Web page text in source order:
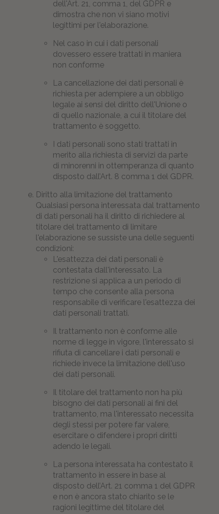
dell'Art. 21, comma 1, del GDPR e
dimostra che non vi siano motivi
legittimi per l'elaborazione.
Nel caso in cui i dati personali
dovessero essere trattati in maniera
non conforme
La cancellazione dei dati personali è
richiesta per adempiere a un obbligo
legale ai sensi del diritto dell'Unione o
di quello nazionale, a cui il titolare del
trattamento è soggetto.
I dati personali sono stati trattati in
merito alla richiesta di servizi da parte
di minorenni in ottemperanza di quanto
disposto dall’Art. 8 comma 1 del GDPR.
Diritto alla limitazione del trattamento
Qualsiasi persona interessata dal trattamento
di dati personali ha il diritto di richiedere al
titolare del trattamento di limitare
l'elaborazione se sussiste una delle seguenti
condizioni:
L'esattezza dei dati personali è
contestata dall'interessato. La
restrizione si applica a un periodo di
tempo che consente alla persona
responsabile di verificare l'esattezza dei
dati personali trattati.
Il trattamento non è conforme alle
norme di legge in vigore, l'interessato si
rifiuta di cancellare i dati personali e
richiede invece la limitazione dell'uso
dei dati personali.
Il titolare del trattamento non ha più
bisogno dei dati personali ai fini del
trattamento, ma l'interessato necessita
degli stessi per potere far valere,
esercitare o difendere i propri diritti
adendo le legali.
La persona interessata ha contestato il
trattamento in essere in base al
disposto dell’Art. 21 comma 1 del GDPR
e non è ancora stato chiarito se le
ragioni legittime del titolare del